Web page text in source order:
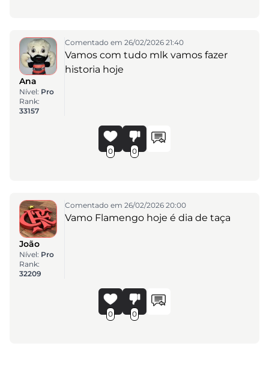
Ana
Nível: Pro
Rank:
33157
Comentado em 26/02/2026 21:40
Vamos com tudo mlk vamos fazer
historia hoje
0 0
João
Nível: Pro
Rank:
32209
Comentado em 26/02/2026 20:00
Vamo Flamengo hoje é dia de taça
0 0